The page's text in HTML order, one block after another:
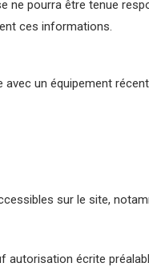
ne pourra être tenue
ces informations.
un équipement
sur le site,
écrite